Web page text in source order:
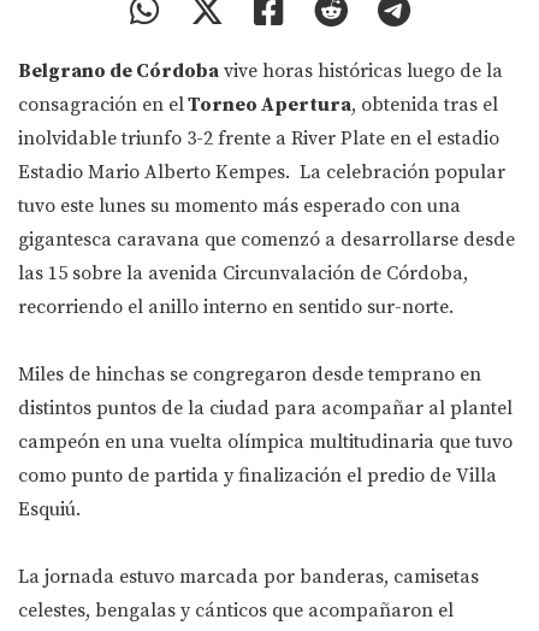
Belgrano de Córdoba vive horas históricas luego de la
consagración en elTorneo Apertura, obtenida tras el
inolvidable triunfo 3-2 frente a River Plate en el estadio
Estadio Mario Alberto Kempes. La celebración popular
tuvo este lunes su momento más esperado con una
gigantesca caravana que comenzó a desarrollarse desde
las 15 sobre la avenida Circunvalación de Córdoba,
recorriendo el anillo interno en sentido sur-norte.
Miles de hinchas se congregaron desde temprano en
distintos puntos de la ciudad para acompañar al plantel
campeón en una vuelta olímpica multitudinaria que tuvo
como punto de partida y finalización el predio de Villa
Esquiú.
La jornada estuvo marcada por banderas, camisetas
celestes, bengalas y cánticos que acompañaron el